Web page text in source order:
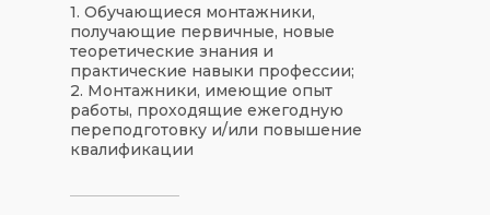
1. Обучающиеся монтажники,
получающие первичные, новые
теоретические знания и
практические навыки профессии;​​​​​​​
2. Монтажники, имеющие опыт
работы, проходящие ежегодную
переподготовку и/или повышение
квалификации